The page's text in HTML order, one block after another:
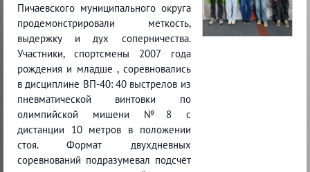
Пичаевского муниципального округа
продемонстрировали меткость,
выдержку и дух соперничества.
Участники, спортсмены 2007 года
рождения и младше , соревновались
в дисциплине ВП-40: 40 выстрелов из
пневматической винтовки по
олимпийской мишени №8 с
дистанции 10 метров в положении
стоя. Формат двухдневных
соревнований подразумевал подсчёт